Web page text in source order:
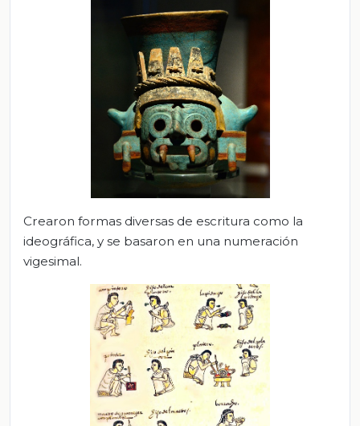
Crearon formas diversas de escritura como la
ideográfica, y se basaron en una numeración
vigesimal.